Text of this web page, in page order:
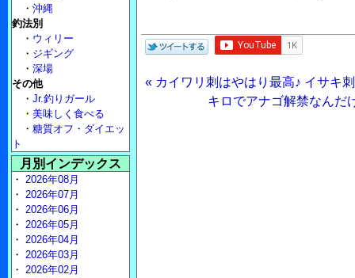
« カイワリ刺はやはり最高♪ イサキ
キロでアナゴ解禁なんだ
・ 沖縄
釣法別
・ ウィリー
・ ジギング
・ 深場
その他
・ Jr.釣りガール
・ 美味しく食べる
・ 糖質オフ・ダイエッ
ト
月別インデックス
・ 2026年08月
・ 2026年07月
・ 2026年06月
・ 2026年05月
・ 2026年04月
・ 2026年03月
・ 2026年02月